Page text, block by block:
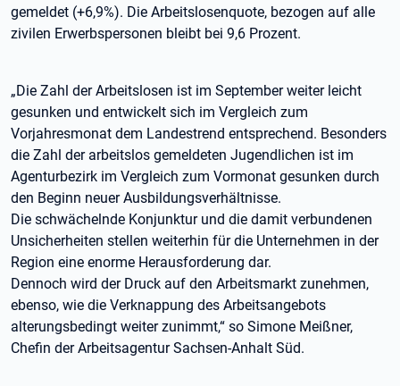
gemeldet (+6,9%). Die Arbeitslosenquote, bezogen auf alle
zivilen Erwerbspersonen bleibt bei 9,6 Prozent.
„Die Zahl der Arbeitslosen ist im September weiter leicht
gesunken und entwickelt sich im Vergleich zum
Vorjahresmonat dem Landestrend entsprechend. Besonders
die Zahl der arbeitslos gemeldeten Jugendlichen ist im
Agenturbezirk im Vergleich zum Vormonat gesunken durch
den Beginn neuer Ausbildungsverhältnisse.
Die schwächelnde Konjunktur und die damit verbundenen
Unsicherheiten stellen weiterhin für die Unternehmen in der
Region eine enorme Herausforderung dar.
Dennoch wird der Druck auf den Arbeitsmarkt zunehmen,
ebenso, wie die Verknappung des Arbeitsangebots
alterungsbedingt weiter zunimmt,“ so Simone Meißner,
Chefin der Arbeitsagentur Sachsen-Anhalt Süd.